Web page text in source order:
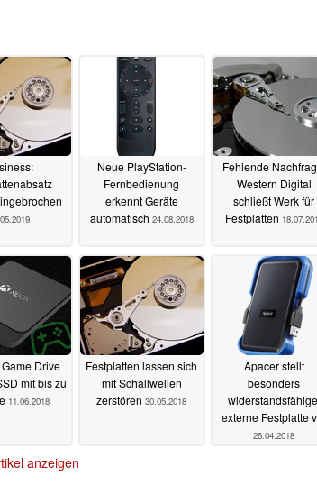
Neue PlayStation-
Fernbedienung
erkennt Geräte
automatisch 24.08.2018
Fehlende
Western Digital
schließt Werk für
Festplatten
Drive
mit bis zu
11.06.2018
Festplatten lassen sich
mit Schallwellen
zerstören 30.05.2018
Apacer stellt
besonders
externe Festplatte
26.04.2018
anzeigen